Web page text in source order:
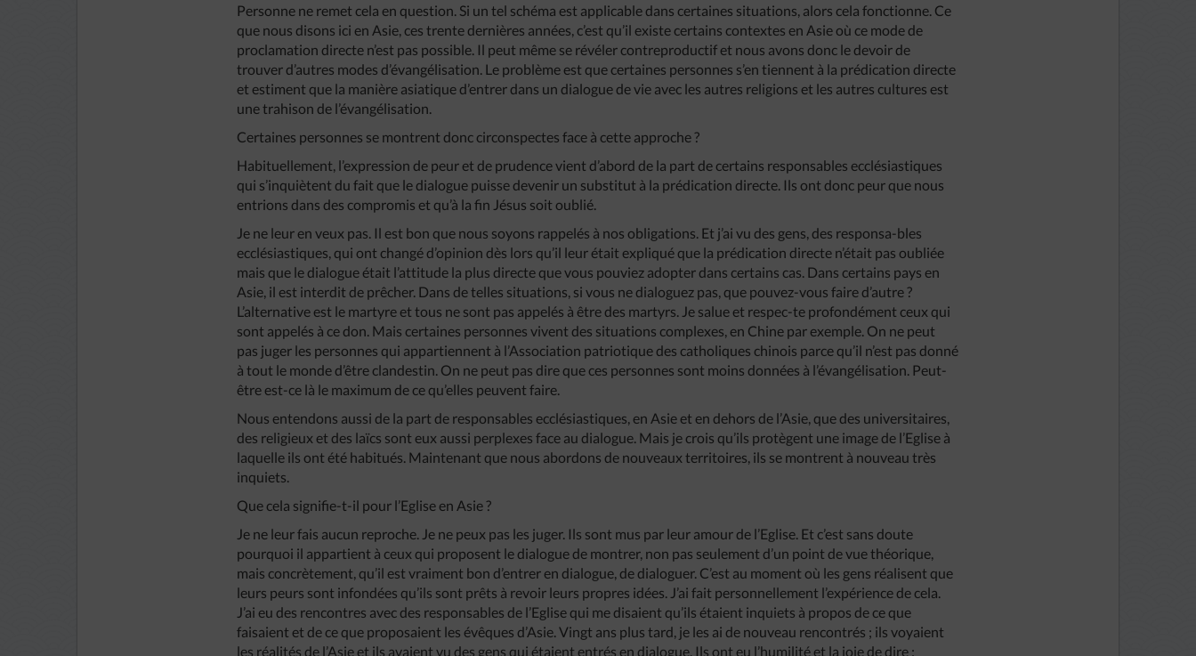
Personne ne remet cela en question. Si un tel schéma est applicable dans certaines situations, alors cela fonctionne. Ce
que nous disons ici en Asie, ces trente dernières années, c’est qu’il existe certains contextes en Asie où ce mode de
proclamation directe n’est pas possible. Il peut même se révéler contreproductif et nous avons donc le devoir de
trouver d’autres modes d’évangélisation. Le problème est que certaines personnes s’en tiennent à la prédication directe
et estiment que la manière asiatique d’entrer dans un dialogue de vie avec les autres religions et les autres cultures est
une trahison de l’évangélisation.
Certaines personnes se montrent donc circonspectes face à cette approche ?
Habituellement, l’expression de peur et de prudence vient d’abord de la part de certains responsables ecclésiastiques
qui s’inquiètent du fait que le dialogue puisse devenir un substitut à la prédication directe. Ils ont donc peur que nous
entrions dans des compromis et qu’à la fin Jésus soit oublié.
Je ne leur en veux pas. Il est bon que nous soyons rappelés à nos obligations. Et j’ai vu des gens, des responsa-bles
ecclésiastiques, qui ont changé d’opinion dès lors qu’il leur était expliqué que la prédication directe n’était pas oubliée
mais que le dialogue était l’attitude la plus directe que vous pouviez adopter dans certains cas. Dans certains pays en
Asie, il est interdit de prêcher. Dans de telles situations, si vous ne dialoguez pas, que pouvez-vous faire d’autre ?
L’alternative est le martyre et tous ne sont pas appelés à être des martyrs. Je salue et respec-te profondément ceux qui
sont appelés à ce don. Mais certaines personnes vivent des situations complexes, en Chine par exemple. On ne peut
pas juger les personnes qui appartiennent à l’Association patriotique des catholiques chinois parce qu’il n’est pas donné
à tout le monde d’être clandestin. On ne peut pas dire que ces personnes sont moins données à l’évangélisation. Peut-
être est-ce là le maximum de ce qu’elles peuvent faire.
Nous entendons aussi de la part de responsables ecclésiastiques, en Asie et en dehors de l’Asie, que des universitaires,
des religieux et des laïcs sont eux aussi perplexes face au dialogue. Mais je crois qu’ils protègent une image de l’Eglise à
laquelle ils ont été habitués. Maintenant que nous abordons de nouveaux territoires, ils se montrent à nouveau très
inquiets.
Que cela signifie-t-il pour l’Eglise en Asie ?
Je ne leur fais aucun reproche. Je ne peux pas les juger. Ils sont mus par leur amour de l’Eglise. Et c’est sans doute
pourquoi il appartient à ceux qui proposent le dialogue de montrer, non pas seulement d’un point de vue théorique,
mais concrètement, qu’il est vraiment bon d’entrer en dialogue, de dialoguer. C’est au moment où les gens réalisent que
leurs peurs sont infondées qu’ils sont prêts à revoir leurs propres idées. J’ai fait personnellement l’expérience de cela.
J’ai eu des rencontres avec des responsables de l’Eglise qui me disaient qu’ils étaient inquiets à propos de ce que
faisaient et de ce que proposaient les évêques d’Asie. Vingt ans plus tard, je les ai de nouveau rencontrés ; ils voyaient
les réalités de l’Asie et ils avaient vu des gens qui étaient entrés en dialogue. Ils ont eu l’humilité et la joie de dire :